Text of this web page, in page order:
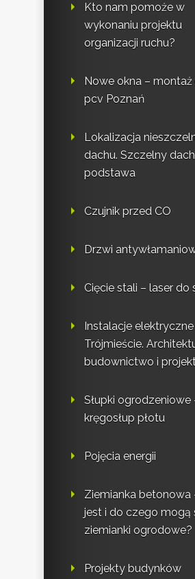
Kto nam pomoże w
wykonaniu projektu
organizacji ruchu?
Nowe okna – montaż
pcv Poznań
Lokalizacja
dachu. Szczelny
podstawa
Czujnik przed CO
Drzwi
Cięcie stali – laser do
Instalacje
Trójmieście.
budownictwo i
Słupki ogrodzeniowe
kręgosłup płotu
Pojęcia energii
Ziemianka betonowa
jest i do czego mogą
ziemianki ogrodowe?
Projekty budynków